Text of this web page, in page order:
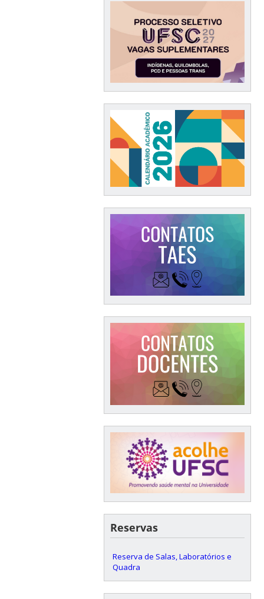
Reservas
Reserva de Salas, Laboratórios e
Quadra